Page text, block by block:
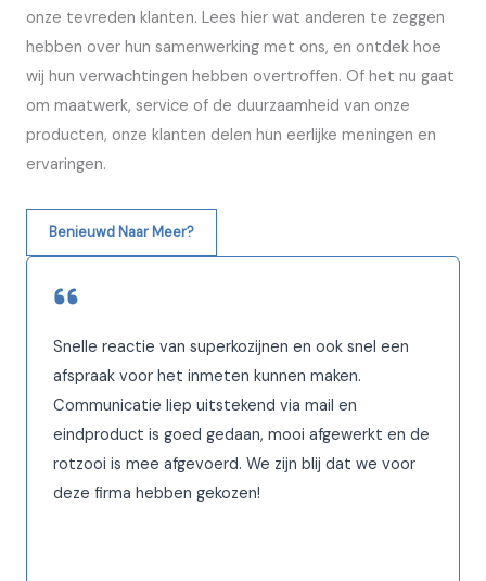
onze tevreden klanten. Lees hier wat anderen te zeggen
hebben over hun samenwerking met ons, en ontdek hoe
wij hun verwachtingen hebben overtroffen. Of het nu gaat
om maatwerk, service of de duurzaamheid van onze
producten, onze klanten delen hun eerlijke meningen en
ervaringen.
Benieuwd Naar Meer?
Snelle reactie van superkozijnen en ook snel een
afspraak voor het inmeten kunnen maken.
Communicatie liep uitstekend via mail en
eindproduct is goed gedaan, mooi afgewerkt en de
rotzooi is mee afgevoerd. We zijn blij dat we voor
deze firma hebben gekozen!